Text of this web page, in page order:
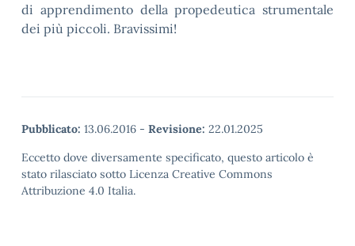
di apprendimento della propedeutica strumentale
dei più piccoli. Bravissimi!
Pubblicato: 13.06.2016 - Revisione: 22.01.2025
Eccetto dove diversamente specificato, questo articolo è
stato rilasciato sotto Licenza Creative Commons
Attribuzione 4.0 Italia.